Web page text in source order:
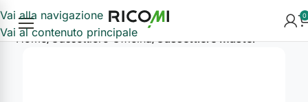
Vai alla navigazione
Vai al contenuto principale
0
Home Cassettiere Officina Cassettiere Master